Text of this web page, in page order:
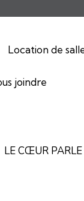
Location de
joindre
LE CŒUR